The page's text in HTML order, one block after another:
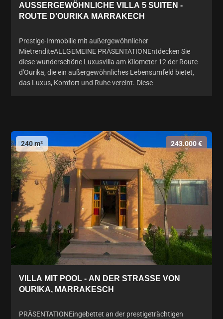
AUSSERGEWÖHNLICHE VILLA 5 SUITEN -
ROUTE D'OURIKA MARRAKECH
Prestige-Immobilie mit außergewöhnlicher
MietrenditeALLGEMEINE PRÄSENTATIONEntdecken Sie
diese wunderschöne Luxusvilla am Kilometer 12 der Route
d'Ourika, die ein außergewöhnliches Lebensumfeld bietet,
das Luxus, Komfort und Ruhe vereint. Diese
240 m² 243.000 €
VILLA MIT POOL - AN DER STRASSE VON
OURIKA, MARRAKESCH
PRÄSENTATIONEingebettet an der prestigeträchtigen